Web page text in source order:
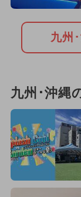
九州
九州･沖縄